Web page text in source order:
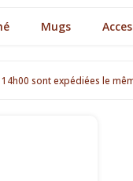
Mugs
sont expédiées le